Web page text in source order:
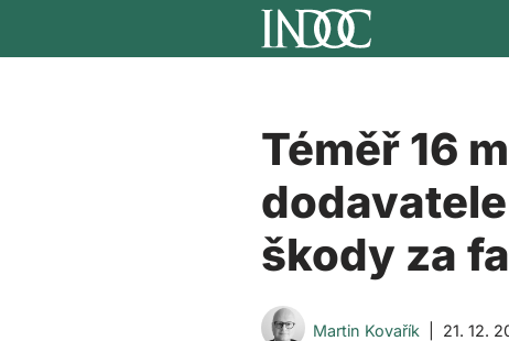
Přeskočit
Téměř 16
škody za
Martin Kovařík 21. 12.